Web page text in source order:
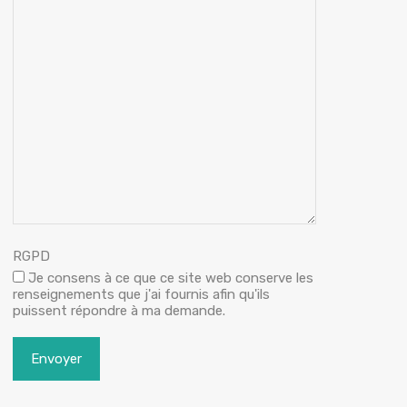
RGPD
Je consens à ce que ce site web conserve les
renseignements que j'ai fournis afin qu'ils
puissent répondre à ma demande.